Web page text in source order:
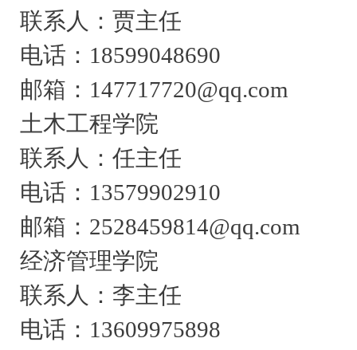
联系人：贾主任
电话：18599048690
邮箱：147717720@qq.com
土木工程学院
联系人：任主任
电话：13579902910
邮箱：2528459814@qq.com
经济管理学院
联系人：李主任
电话：13609975898